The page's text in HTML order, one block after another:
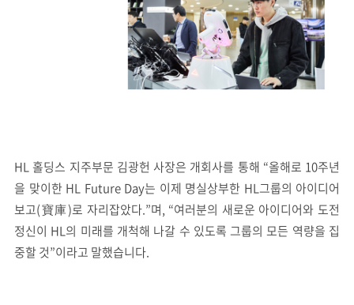
HL 홀딩스 지주부문 김광헌 사장은 개회사를 통해 “올해로 10주년
을 맞이한 HL Future Day는 이제 명실상부한 HL그룹의 아이디어
보고(寶庫)로 자리잡았다.”며, “여러분의 새로운 아이디어와 도전
정신이 HL의 미래를 개척해 나갈 수 있도록 그룹의 모든 역량을 집
중할 것”이라고 말했습니다.